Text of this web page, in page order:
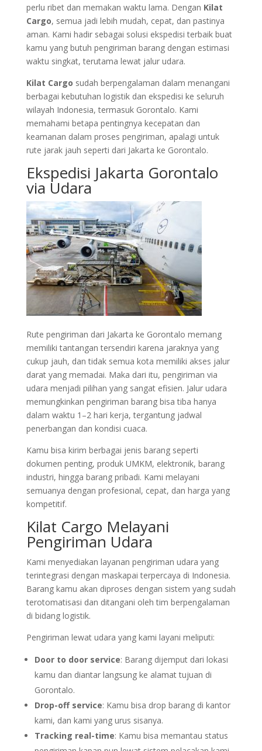
perlu ribet dan memakan waktu lama. Dengan Kilat
Cargo, semua jadi lebih mudah, cepat, dan pastinya
aman. Kami hadir sebagai solusi ekspedisi terbaik buat
kamu yang butuh pengiriman barang dengan estimasi
waktu singkat, terutama lewat jalur udara.
Kilat Cargo sudah berpengalaman dalam menangani
berbagai kebutuhan logistik dan ekspedisi ke seluruh
wilayah Indonesia, termasuk Gorontalo. Kami
memahami betapa pentingnya kecepatan dan
keamanan dalam proses pengiriman, apalagi untuk
rute jarak jauh seperti dari Jakarta ke Gorontalo.
Ekspedisi Jakarta Gorontalo
via Udara
Rute pengiriman dari Jakarta ke Gorontalo memang
memiliki tantangan tersendiri karena jaraknya yang
cukup jauh, dan tidak semua kota memiliki akses jalur
darat yang memadai. Maka dari itu, pengiriman via
udara menjadi pilihan yang sangat efisien. Jalur udara
memungkinkan pengiriman barang bisa tiba hanya
dalam waktu 1–2 hari kerja, tergantung jadwal
penerbangan dan kondisi cuaca.
Kamu bisa kirim berbagai jenis barang seperti
dokumen penting, produk UMKM, elektronik, barang
industri, hingga barang pribadi. Kami melayani
semuanya dengan profesional, cepat, dan harga yang
kompetitif.
Kilat Cargo Melayani
Pengiriman Udara
Kami menyediakan layanan pengiriman udara yang
terintegrasi dengan maskapai terpercaya di Indonesia.
Barang kamu akan diproses dengan sistem yang sudah
terotomatisasi dan ditangani oleh tim berpengalaman
di bidang logistik.
Pengiriman lewat udara yang kami layani meliputi:
Door to door service: Barang dijemput dari lokasi
kamu dan diantar langsung ke alamat tujuan di
Gorontalo.
Drop-off service: Kamu bisa drop barang di kantor
kami, dan kami yang urus sisanya.
Tracking real-time: Kamu bisa memantau status